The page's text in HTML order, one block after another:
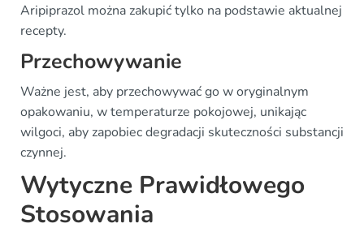
Aripiprazol można zakupić tylko na podstawie aktualnej
recepty.
Przechowywanie
Ważne jest, aby przechowywać go w oryginalnym
opakowaniu, w temperaturze pokojowej, unikając
wilgoci, aby zapobiec degradacji skuteczności substancji
czynnej.
Wytyczne Prawidłowego
Stosowania